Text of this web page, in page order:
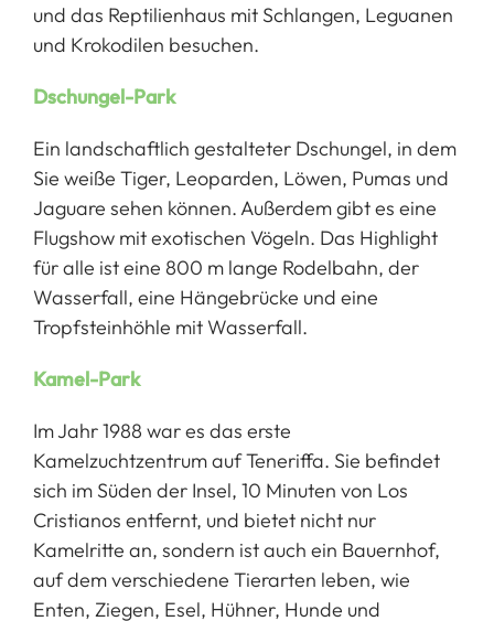
und das Reptilienhaus mit Schlangen, Leguanen
und Krokodilen besuchen.
Dschungel-Park
Ein landschaftlich gestalteter Dschungel, in dem
Sie weiße Tiger, Leoparden, Löwen, Pumas und
Jaguare sehen können. Außerdem gibt es eine
Flugshow mit exotischen Vögeln. Das Highlight
für alle ist eine 800 m lange Rodelbahn, der
Wasserfall, eine Hängebrücke und eine
Tropfsteinhöhle mit Wasserfall.
Kamel-Park
Im Jahr 1988 war es das erste
Kamelzuchtzentrum auf Teneriffa. Sie befindet
sich im Süden der Insel, 10 Minuten von Los
Cristianos entfernt, und bietet nicht nur
Kamelritte an, sondern ist auch ein Bauernhof,
auf dem verschiedene Tierarten leben, wie
Enten, Ziegen, Esel, Hühner, Hunde und